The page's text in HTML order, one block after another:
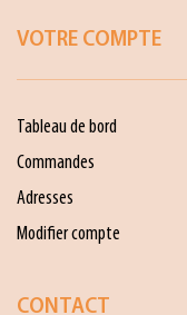
VOTRE COMPTE
Tableau de bord
Commandes
Adresses
Modifier compte
CONTACT